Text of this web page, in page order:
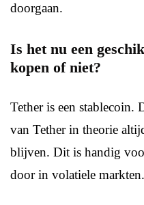
doorgaan.
Is het nu een
kopen of niet?
Tether is een stablecoin.
van Tether in theorie
blijven. Dit is handig
door in volatiele markten.